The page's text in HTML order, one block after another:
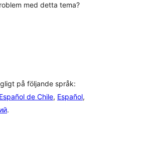
med detta tema?
på följande språk:
Español de Chile, Español,
.